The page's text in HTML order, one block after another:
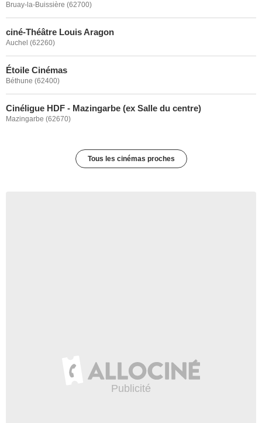
Bruay-la-Buissière (62700)
ciné-Théâtre Louis Aragon
Auchel (62260)
Étoile Cinémas
Béthune (62400)
Cinéligue HDF - Mazingarbe (ex Salle du centre)
Mazingarbe (62670)
Tous les cinémas proches